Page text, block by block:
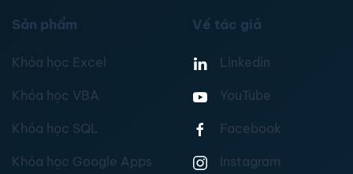
Sản phẩm
Khóa học Excel
Khóa học VBA
Khóa học SQL
Khóa học Google Apps
Về tác giả
Linkedin
YouTube
Facebook
Instagram